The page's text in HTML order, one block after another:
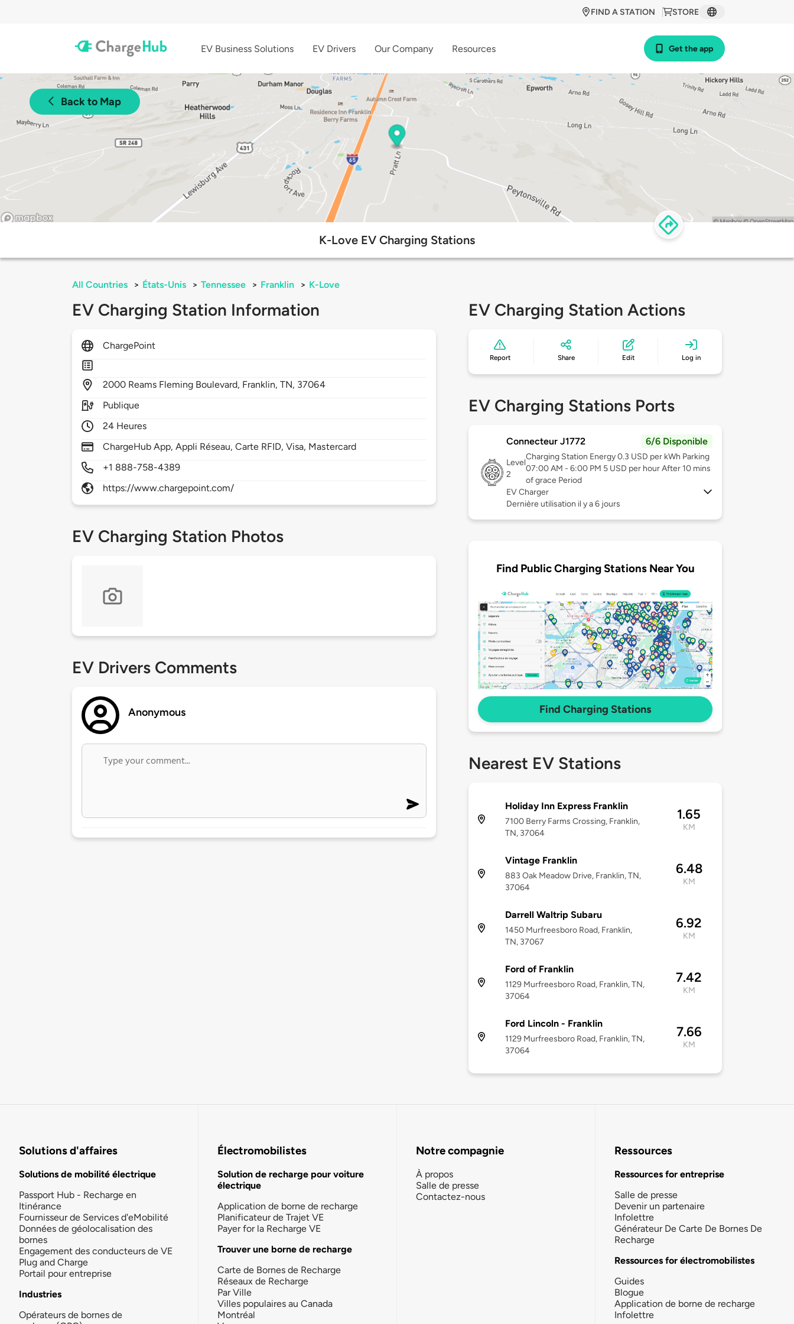
STORE
FIND A STATION
EV Business Solutions EV Drivers Our Company Resources Get the app
Back to Map
K-Love EV Charging Stations
All Countries > États-Unis > Tennessee > Franklin > K-Love
EV Charging Station Information
ChargePoint
2000 Reams Fleming Boulevard, Franklin,TN, 37064
Publique
24 Heures
ChargeHub App, Appli Réseau, Carte RFID, Visa, Mastercard
+1 888-758-4389
https://www.chargepoint.com/
EV Charging Station Photos
EV Drivers Comments
Anonymous
EV Charging Station Actions
Report Share Edit Log in
EV Charging Stations Ports
Connecteur J1772 6/6 Disponible
Level
2
Charging Station Energy 0.3 USD per kWh Parking
07:00 AM - 6:00 PM 5 USD per hour After 10 mins
of grace Period
EV Charger
Dernière utilisation il y a 6 jours
Find Public Charging Stations Near You
Find Charging Stations
Nearest EV Stations
Holiday Inn Express Franklin
7100 Berry Farms Crossing, Franklin,
TN, 37064
1.65
KM
Vintage Franklin
883 Oak Meadow Drive, Franklin, TN,
37064
6.48
KM
Darrell Waltrip Subaru
1450 Murfreesboro Road, Franklin,
TN, 37067
6.92
KM
Ford of Franklin
1129 Murfreesboro Road, Franklin, TN,
37064
7.42
KM
Ford Lincoln - Franklin
1129 Murfreesboro Road, Franklin, TN,
37064
7.66
KM
Solutions d'affaires
Solutions de mobilité électrique
Passport Hub - Recharge en
Itinérance
Fournisseur de Services d'eMobilité
Données de géolocalisation des
bornes
Engagement des conducteurs de VE
Plug and Charge
Portail pour entreprise
Industries
Opérateurs de bornes de
Électromobilistes
Solution de recharge pour voiture
électrique
Application de borne de recharge
Planificateur de Trajet VE
Payer for la Recharge VE
Trouver une borne de recharge
Carte de Bornes de Recharge
Réseaux de Recharge
Par Ville
Villes populaires au Canada
Montréal
Notre compagnie
À propos
Salle de presse
Contactez-nous
Ressources
Ressources for entreprise
Salle de presse
Devenir un partenaire
Infolettre
Générateur De Carte De Bornes De
Recharge
Ressources for électromobilistes
Guides
Blogue
Application de borne de recharge
Infolettre